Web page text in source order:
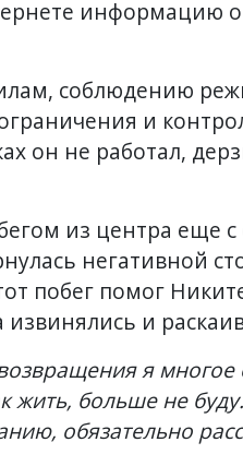
информацию
соблюдению
и
он не работал,
из центра еще
негативной
побег помог
извинялись и
я многое
больше не
обязательно